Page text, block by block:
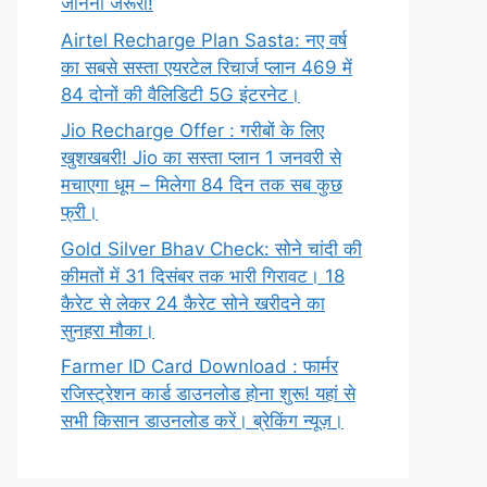
Airtel Recharge Plan Sasta: नए वर्ष
का सबसे सस्ता एयरटेल रिचार्ज प्लान 469 में
84 दोनों की वैलिडिटी 5G इंटरनेट।
Jio Recharge Offer : गरीबों के लिए
खुशखबरी! Jio का सस्ता प्लान 1 जनवरी से
मचाएगा धूम – मिलेगा 84 दिन तक सब कुछ
फ्री।
Gold Silver Bhav Check: सोने चांदी की
कीमतों में 31 दिसंबर तक भारी गिरावट। 18
कैरेट से लेकर 24 कैरेट सोने खरीदने का
सुनहरा मौका।
Farmer ID Card Download : फार्मर
रजिस्ट्रेशन कार्ड डाउनलोड होना शुरू! यहां से
सभी किसान डाउनलोड करें। ब्रेकिंग न्यूज़।